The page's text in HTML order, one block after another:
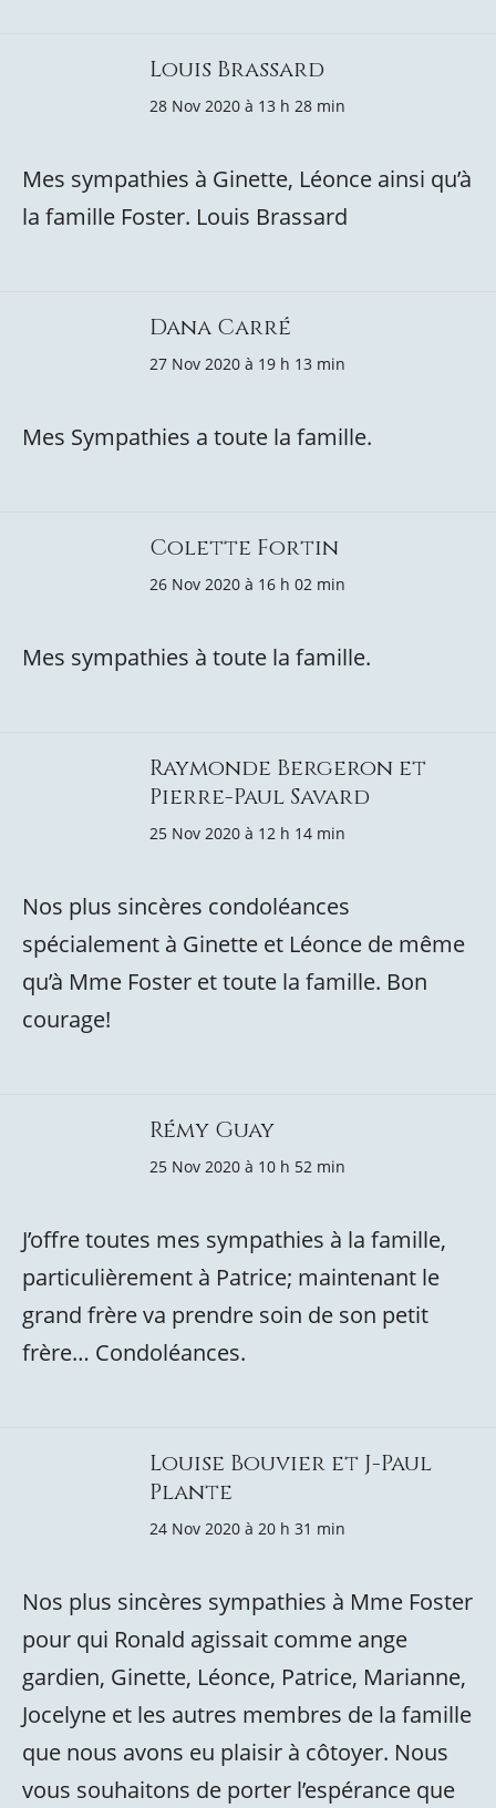
Louis Brassard
28 Nov 2020 à 13 h 28 min
Mes sympathies à Ginette, Léonce ainsi qu’à
la famille Foster. Louis Brassard
Dana Carré
27 Nov 2020 à 19 h 13 min
Mes Sympathies a toute la famille.
Colette Fortin
26 Nov 2020 à 16 h 02 min
Mes sympathies à toute la famille.
Raymonde Bergeron et
Pierre-Paul Savard
25 Nov 2020 à 12 h 14 min
Nos plus sincères condoléances
spécialement à Ginette et Léonce de même
qu’à Mme Foster et toute la famille. Bon
courage!
Rémy Guay
25 Nov 2020 à 10 h 52 min
J’offre toutes mes sympathies à la famille,
particulièrement à Patrice; maintenant le
grand frère va prendre soin de son petit
frère… Condoléances.
Louise Bouvier et J-Paul
Plante
24 Nov 2020 à 20 h 31 min
Nos plus sincères sympathies à Mme Foster
pour qui Ronald agissait comme ange
gardien, Ginette, Léonce, Patrice, Marianne,
Jocelyne et les autres membres de la famille
que nous avons eu plaisir à côtoyer. Nous
vous souhaitons de porter l’espérance que